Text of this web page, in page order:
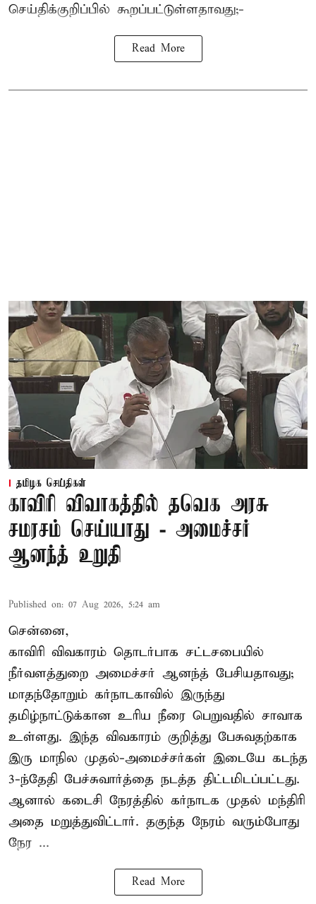
செய்திக்குறிப்பில் கூறப்பட்டுள்ளதாவது;-
Read More
தமிழக செய்திகள்
காவிரி விவாகத்தில் தவெக அரசு
சமரசம் செய்யாது - அமைச்சர்
ஆனந்த் உறுதி
Published on: 07 Aug 2026, 5:24 am
சென்னை,
காவிரி விவகாரம் தொடர்பாக சட்டசபையில்
நீர்வளத்துறை அமைச்சர் ஆனந்த் பேசியதாவது;
மாதந்தோறும் கர்நாடகாவில் இருந்து
தமிழ்நாட்டுக்கான உரிய நீரை பெறுவதில் சாவாக
உள்ளது. இந்த விவகாரம் குறித்து பேசுவதற்காக
இரு மாநில முதல்-அமைச்சர்கள் இடையே கடந்த
3-ந்தேதி பேச்சுவார்த்தை நடத்த திட்டமிடப்பட்டது.
ஆனால் கடைசி நேரத்தில் கர்நாடக முதல் மந்திரி
அதை மறுத்துவிட்டார். தகுந்த நேரம் வரும்போது
நேர ...
Read More